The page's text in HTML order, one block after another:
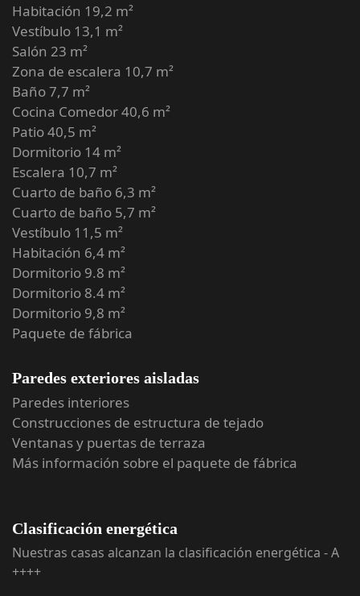
Habitación 19,2 m²
Vestíbulo 13,1 m²
Salón 23 m²
Zona de escalera 10,7 m²
Baño 7,7 m²
Cocina Comedor 40,6 m²
Patio 40,5 m²
Dormitorio 14 m²
Escalera 10,7 m²
Cuarto de baño 6,3 m²
Cuarto de baño 5,7 m²
Vestíbulo 11,5 m²
Habitación 6,4 m²
Dormitorio 9.8 m²
Dormitorio 8.4 m²
Dormitorio 9,8 m²
Paquete de fábrica
Paredes exteriores aisladas
Paredes interiores
Construcciones de estructura de tejado
Ventanas y puertas de terraza
Más información sobre el paquete de fábrica
Clasificación energética
Nuestras casas alcanzan la clasificación energética - A
++++